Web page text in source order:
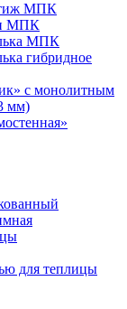
МПК
МПК
МПК
гибридное
с монолитным
мм)
для теплицы